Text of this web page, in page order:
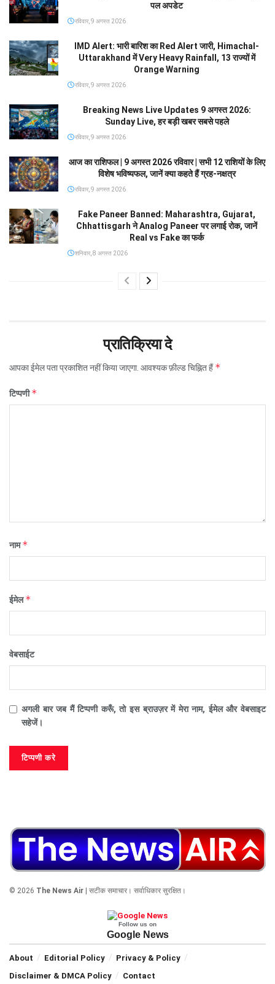
पल अपडेट
रविवार, 9 अगस्त 2026
IMD Alert: भारी बारिश का Red Alert जारी, Himachal-
Uttarakhand में Very Heavy Rainfall, 13 राज्यों में
Orange Warning
रविवार, 9 अगस्त 2026
Breaking News Live Updates 9 अगस्त 2026:
Sunday Live, हर बड़ी खबर सबसे पहले
रविवार, 9 अगस्त 2026
आज का राशिफल | 9 अगस्त 2026 रविवार | सभी 12 राशियों के लिए
विशेष भविष्यफल, जानें क्या कहते हैं ग्रह-नक्षत्र
रविवार, 9 अगस्त 2026
Fake Paneer Banned: Maharashtra, Gujarat,
Chhattisgarh ने Analog Paneer पर लगाई रोक, जानें
Real vs Fake का फर्क
शनिवार, 8 अगस्त 2026
प्रातिक्रिया दे
आपका ईमेल पता प्रकाशित नहीं किया जाएगा. आवश्यक फ़ील्ड चिह्नित हैं*
टिप्पणी*
नाम*
ईमेल*
वेबसाईट
अगली बार जब मैं टिप्पणी करूँ, तो इस ब्राउज़र में मेरा नाम, ईमेल और वेबसाइट
सहेजें।
© 2026 The News Air | सटीक समाचार। सर्वाधिकार सुरक्षित।
Follow us on
Google News
About Editorial Policy
Privacy & Policy
Disclaimer & DMCA Policy
Contact